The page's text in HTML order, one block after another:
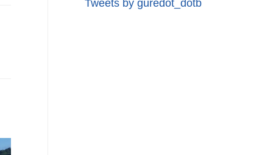
Tweets by guredot_dotb